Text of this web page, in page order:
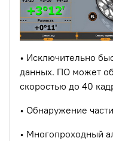
• Исключительно
данных. ПО может
скоростью до 40
• Обнаружение
• Многопроходный